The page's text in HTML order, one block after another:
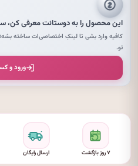
این محصول را به دوستانت معرفی کن،
کافیه وارد بشی تا لینکِ اختصاصی‌ات ساخته
تو.
ورود و
۷ روز بازگشت ارسال رایگان